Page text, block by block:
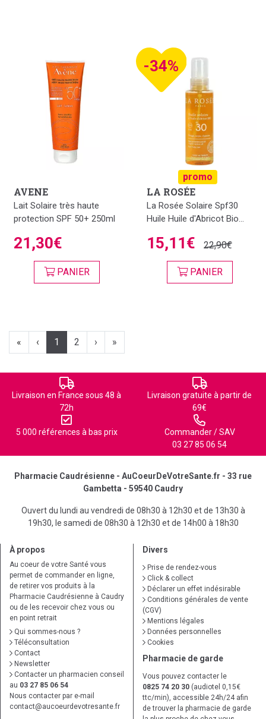
AVENE
Lait Solaire très haute
protection SPF 50+ 250ml
21,30€
PANIER
-34%
promo
LA ROSÉE
La Rosée Solaire Spf30
Huile Huile d'Abricot Bio...
15,11€ 22,90€
PANIER
« ‹ 1 2 › »
Livraison en France sous 48 à
72h
Livraison gratuite à partir de
69€
5 000 références à bas prix
Commander / SAV
03 27 85 06 54
Pharmacie Caudrésienne - AuCoeurDeVotreSante.fr - 33 rue
Gambetta - 59540 Caudry
Ouvert du lundi au vendredi de 08h30 à 12h30 et de 13h30 à
19h30, le samedi de 08h30 à 12h30 et de 14h00 à 18h30
À propos
Au coeur de votre Santé vous
permet de commander en ligne,
de retirer vos produits à la
Pharmacie Caudrésienne à Caudry
ou de les recevoir chez vous ou
en point retrait
Qui sommes-nous ?
Téléconsultation
Contact
Newsletter
Contacter un pharmacien conseil
au 03 27 85 06 54
Nous contacter par e-mail
contact@aucoeurdevotresante.fr
Divers
Prise de rendez-vous
Click & collect
Déclarer un effet indésirable
Conditions générales de vente
(CGV)
Mentions légales
Données personnelles
Cookies
Pharmacie de garde
Vous pouvez contacter le
0825 74 20 30 (audiotel 0,15€
ttc/min), accessible 24h/24 afin
de trouver la pharmacie de garde